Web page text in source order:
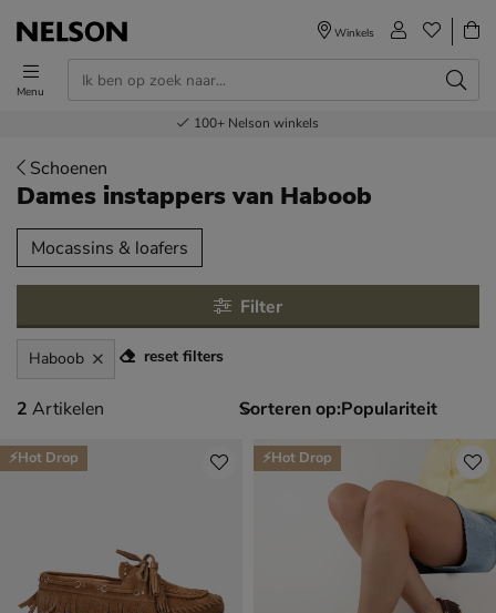
Menu
Winkels
Voor 23.00u besteld,volgende dag in huis
Gratisverzending en retour
Bestel nu,betaal later
100+ Nelson winkels
Schoenen
Dames instappersvan Haboob
over
Mocassins & loafers
Filter
Haboob reset filters
2 artikelen
2 Artikelen Sorteren op:
⚡Hot Drop ⚡Hot Drop